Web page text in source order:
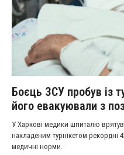
Боєць ЗСУ пробув із
його евакуювали з
У Харкові медики шпиталю
накладеним турнікетом рекордні
медичні норми.